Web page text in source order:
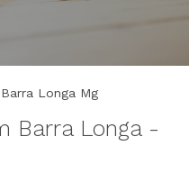
Barra Longa Mg
Barra Longa -